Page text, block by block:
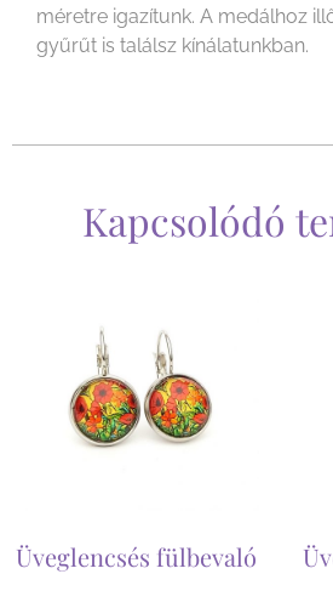
méretre igazítunk. A medálhoz
gyűrűt is találsz kínálatunkban.
Kapcsolódó
Üveglencsés fülbevaló